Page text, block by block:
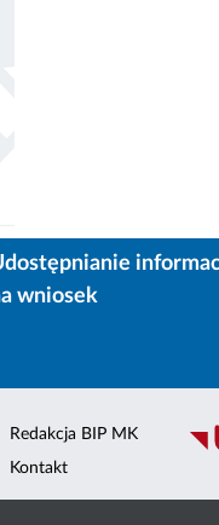
wniosek
Redakcja BIP MK
Kontakt